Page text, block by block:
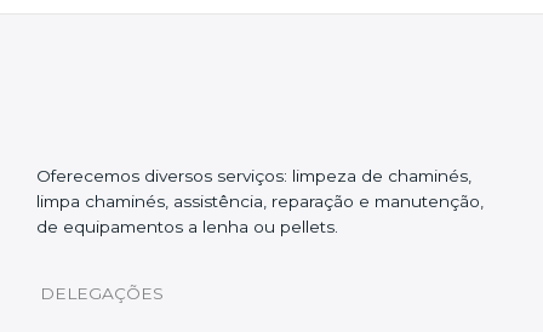
Oferecemos diversos serviços: limpeza de chaminés,
limpa chaminés, assistência, reparação e manutenção,
de equipamentos a lenha ou pellets.
DELEGAÇÕES